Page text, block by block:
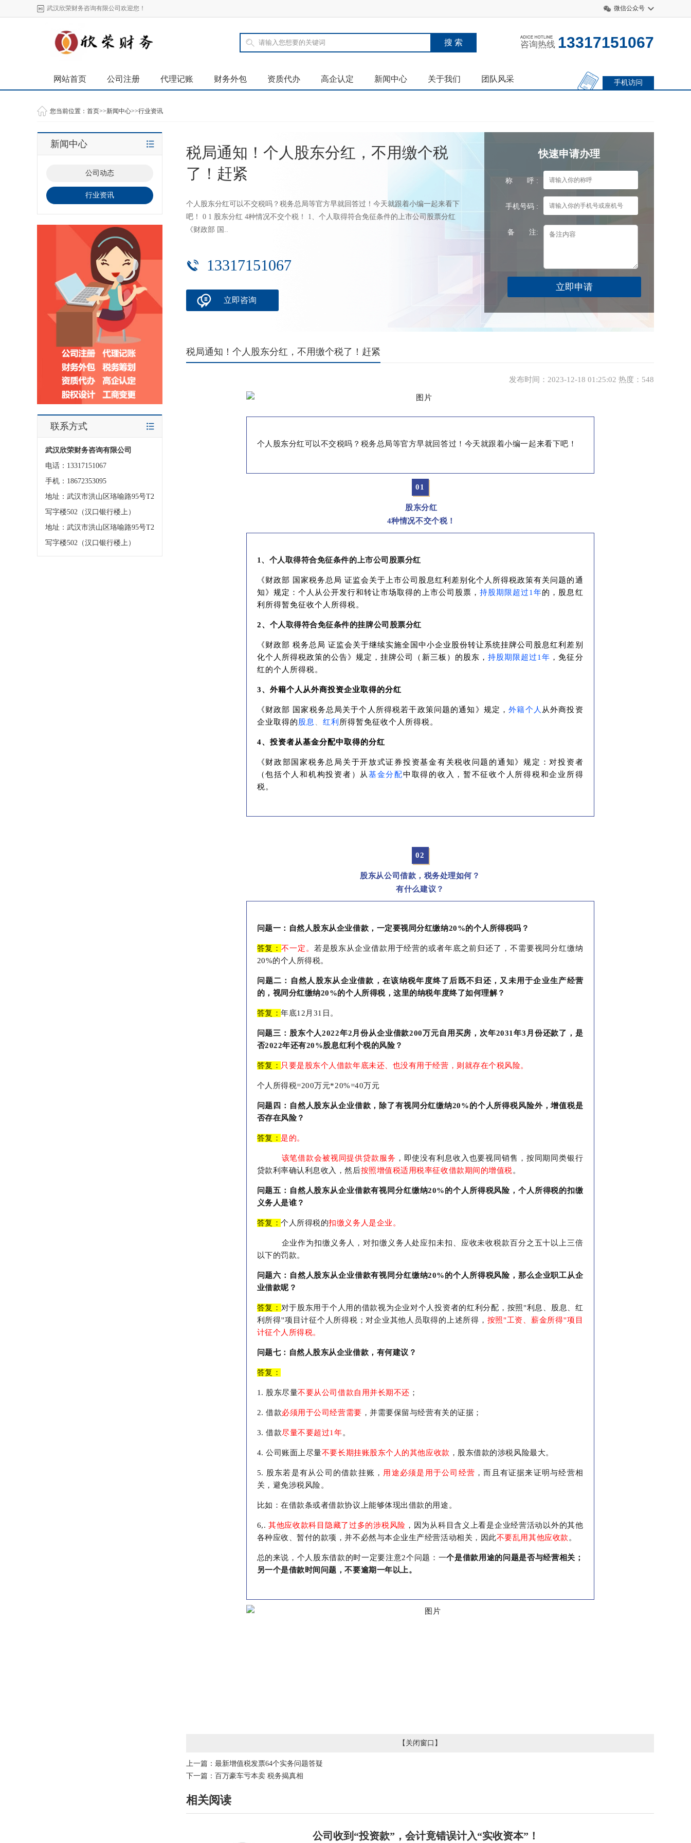
武汉欣荣财务咨询有限公司欢迎您！ 微信公众号
咨询热线 13317151067
网站首页 公司注册 代理记账 财务外包 资质代办 高企认定 新闻中心 关于我们 团队风采 手机访问
您当前位置： 首页>>新闻中心>>行业资讯
新闻中心
公司动态
行业资讯
联系方式
武汉欣荣财务咨询有限公司
电话：13317151067
手机：18672353095
地址：武汉市洪山区珞喻路95号T2
写字楼502（汉口银行楼上）
地址：武汉市洪山区珞喻路95号T2
写字楼502（汉口银行楼上）
税局通知！个人股东分红，不用缴个税
了！赶紧
个人股东分红可以不交税吗？税务总局等官方早就回答过！今天就跟着小编一起来看下
吧！ 0 1 股东分红 4种情况不交个税！ 1、个人取得符合免征条件的上市公司股票分红
《财政部 国..
13317151067
立即咨询
快速申请办理
称 呼 :
手机号码 :
备 注:
税局通知！个人股东分红，不用缴个税了！赶紧
发布时间：2023-12-18 01:25:02 热度：548
个人股东分红可以不交税吗？税务总局等官方早就回答过！今天就跟着小编一起来看下吧！
01
股东分红
4种情况不交个税！
1、个人取得符合免征条件的上市公司股票分红
《财政部 国家税务总局 证监会关于上市公司股息红利差别化个人所得税政策有关问题的通
知》规定：个人从公开发行和转让市场取得的上市公司股票， 持股期限超过1年的，股息红
利所得暂免征收个人所得税。
2、 个人取得符合免征条件的挂牌公司股票分红
《财政部 税务总局 证监会关于继续实施全国中小企业股份转让系统挂牌公司股息红利差别
化个人所得税政策的公告》规定，挂牌公司（新三板）的股东， 持股期限超过1年 ，免征分
红的个人所得税。
3、 外籍个人从外商投资企业取得的分红
《财政部 国家税务总局关于个人所得税若干政策问题的通知》规定，外籍个人 从外商投资
企业取得的股息 红利 所得暂免征收个人所得税。
4、投资者从基金分配中取得的分红
《财政部国家税务总局关于开放式证券投资基金有关税收问题的通知》规定：对投资者
（包括个人和机构投资者）从 基金分配中取得的收入，暂不征收个人所得税和企业所得
税。
02
股东从公司借款，税务处理如何？
有什么建议？
问题一：自然人股东从企业借款，一定要视同分红缴纳20%的个人所得税吗？
答复：不一定。 若是股东从企业借款用于经营的或者年底之前归还了，不需要视同分红缴纳
20%的个人所得税。
问题二：自然人股东从企业借款，在该纳税年度终了后既不归还，又未用于企业生产经营
的，视同分红缴纳20%的个人所得税，这里的纳税年度终了如何理解？
答复：年底12月31日。
问题三：股东个人2022年2月份从企业借款200万元自用买房，次年2031年3月份还款了，是
否2022年还有20%股息红利个税的风险？
答复： 只要是股东个人借款年底未还、也没有用于经营，则就存在个税风险。
个人所得税=200万元*20%=40万元
问题四：自然人股东从企业借款，除了有视同分红缴纳20%的个人所得税风险外，增值税是
否存在风险？
答复：是的。
该笔借款会被视同提供贷款服务 ，即使没有利息收入也要视同销售，按同期同类银行
贷款利率确认利息收入，然后按照增值税适用税率征收借款期间的增值税。
问题五：自然人股东从企业借款有视同分红缴纳20%的个人所得税风险，个人所得税的扣缴
义务人是谁？
答复：个人所得税的扣缴义务人是企业。
企业作为扣缴义务人，对扣缴义务人处应扣未扣、应收未收税款百分之五十以上三倍
以下的罚款。
问题六：自然人股东从企业借款有视同分红缴纳20%的个人所得税风险，那么企业职工从企
业借款呢？
答复： 对于股东用于个人用的借款视为企业对个人投资者的红利分配，按照"利息、股息、红
利所得''项目计征个人所得税；对企业其他人员取得的上述所得， 按照"工资、薪金所得''项目
计征个人所得税。
问题七：自然人股东从企业借款，有何建议？
答复：
1. 股东尽量不要从公司借款自用并长期不还 ；
2. 借款必须用于公司经营需要 ，并需要保留与经营有关的证据；
3. 借款尽量不要超过1年。
4. 公司账面上尽量不要长期挂账股东个人的其他应收款 ，股东借款的涉税风险最大。
5. 股东若是有从公司的借款挂账， 用途必须是用于公司经营 ，而且有证据来证明与经营相
关，避免涉税风险。
比如：在借款条或者借款协议上能够体现出借款的用途。
6,. 其他应收款科目隐藏了过多的涉税风险 ，因为从科目含义上看是企业经营活动以外的其他
各种应收、暂付的款项，并不必然与本企业生产经营活动相关，因此不要乱用其他应收款 。
总的来说，个人股东借款的时一定要注意2个问题：一个是借款用途的问题是否与经营相关；
另一个是借款时间问题，不要逾期一年以上。
【 关闭窗口 】
上一篇： 最新增值税发票64个实务问题答疑
下一篇： 百万豪车亏本卖 税务揭真相
相关阅读
公司收到“投资款”，会计竟错误计入“实收资本”！